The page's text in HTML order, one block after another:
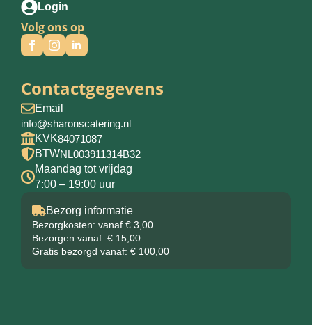
Login
Volg ons op
Contactgegevens
Email
info@sharonscatering.nl
KVK84071087
BTWNL003911314B32
Maandag tot vrijdag
7:00 – 19:00 uur
Bezorg informatie
Bezorgkosten: vanaf € 3,00
Bezorgen vanaf: € 15,00
Gratis bezorgd vanaf: € 100,00